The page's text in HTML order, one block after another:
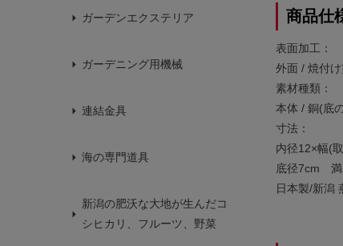
ガーデンエクステリア
ガーデニング用機械
連結金具
海の専門道具
新潟の肥沃な大地が生んだコ
シヒカリ、フルーツ、野菜
商品仕
表面加工：
外面 / 焼付
素材種類：
本体 / 銅(底
寸法：
内径12×幅(
底径7cm 満
日本製/新潟